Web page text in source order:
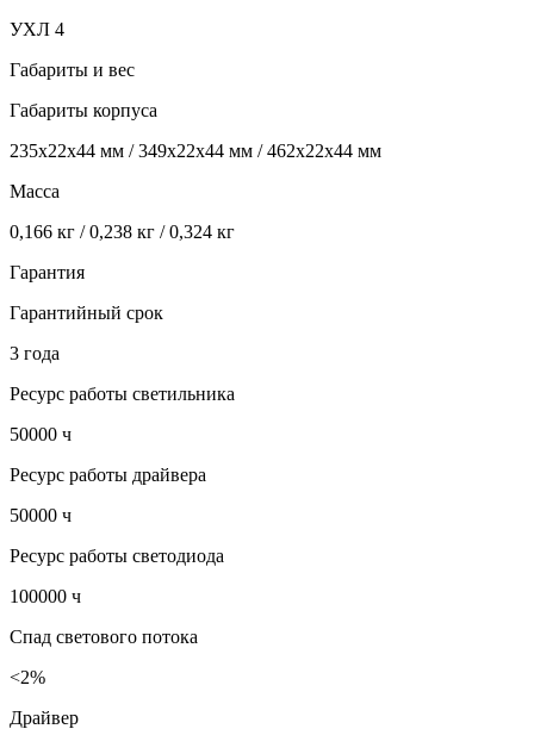
УХЛ 4
Габариты и вес
Габариты корпуса
235х22х44 мм / 349х22х44 мм / 462х22х44 мм
Масса
0,166 кг / 0,238 кг / 0,324 кг
Гарантия
Гарантийный срок
3 года
Ресурс работы светильника
50000 ч
Ресурс работы драйвера
50000 ч
Ресурс работы светодиода
100000 ч
Спад светового потока
<2%
Драйвер